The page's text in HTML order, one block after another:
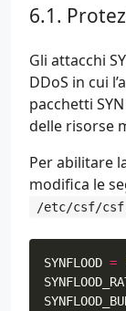
Gli attacchi
DDoS in cui
pacchetti
delle risorse
Per abilitare
modifica le
/etc/csf/
SYNFLOOD =